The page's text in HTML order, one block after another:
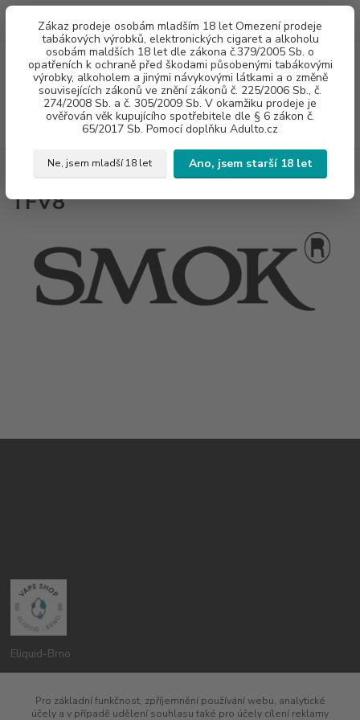
Zákaz prodeje osobám mladším 18 let Omezení prodeje
tabákových výrobků, elektronických cigaret a alkoholu
osobám maldších 18 let dle zákona č.379/2005 Sb. o
opatřeních k ochraně před škodami působenými tabákovými
výrobky, alkoholem a jinými návykovými látkami a o změně
souvisejících zákonů ve znění zákonů č. 225/2006 Sb., č.
274/2008 Sb. a č. 305/2009 Sb. V okamžiku prodeje je
ověřován věk kupujícího spotřebitele dle § 6 zákon č.
65/2017 Sb. Pomocí doplňku Adulto.cz
Ne, jsem mladší 18 let Ano, jsem starší 18 let
Menu
CZK
Hledat
8:00-20:00
za0 Kč
PŘÍSLUŠENSTVÍ ŽHAVÍCÍ HLAVY SMOKTECH TFV8
TFV8
Eliquid-Brno
775960937
Pro základní funkčnost, zpříjemnění používání webu, analytické
účely a v případě udělení souhlasu také pro účely cílení reklamy